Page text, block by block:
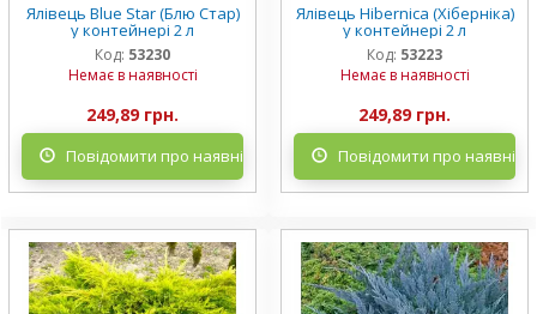
Ялівець Blue Star (Блю Стар)
у контейнері 2 л
Код: 53230
Немає в наявності
249,89 грн.
Повідомити про наявність
Ялівець Hibernica (Хіберніка)
у контейнері 2 л
Код: 53223
Немає в наявності
249,89 грн.
Повідомити про